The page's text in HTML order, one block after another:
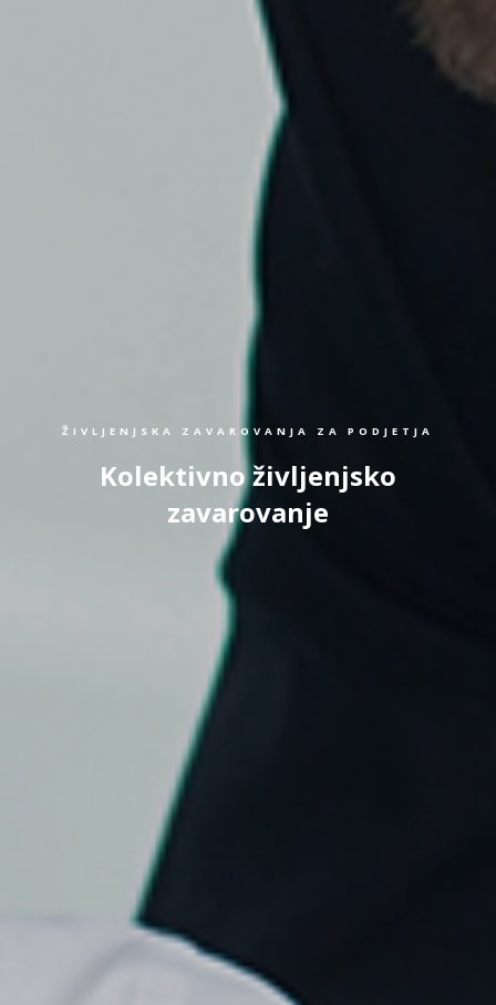
ŽIVLJENJSKA ZAVAROVANJA ZA PODJETJA
Kolektivno življenjsko
zavarovanje